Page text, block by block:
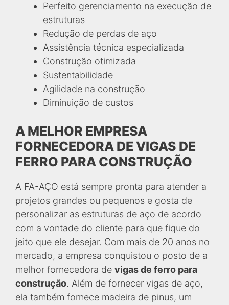
Perfeito gerenciamento na execução de
estruturas
Redução de perdas de aço
Assistência técnica especializada
Construção otimizada
Sustentabilidade
Agilidade na construção
Diminuição de custos
A MELHOR EMPRESA
FORNECEDORA DE VIGAS DE
FERRO PARA CONSTRUÇÃO
A FA-AÇO está sempre pronta para atender a
projetos grandes ou pequenos e gosta de
personalizar as estruturas de aço de acordo
com a vontade do cliente para que fique do
jeito que ele desejar. Com mais de 20 anos no
mercado, a empresa conquistou o posto de a
melhor fornecedora de vigas de ferro para
construção. Além de fornecer vigas de aço,
ela também fornece madeira de pinus, um